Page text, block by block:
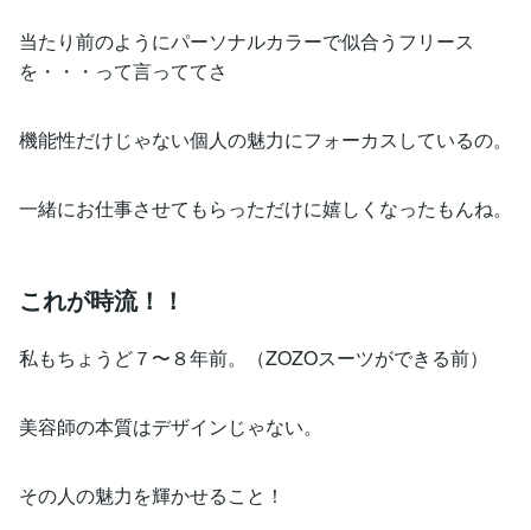
当たり前のようにパーソナルカラーで似合うフリース
を・・・って言っててさ
機能性だけじゃない個人の魅力にフォーカスしているの。
一緒にお仕事させてもらっただけに嬉しくなったもんね。
これが時流！！
私もちょうど７〜８年前。（ZOZOスーツができる前）
美容師の本質はデザインじゃない。
その人の魅力を輝かせること！